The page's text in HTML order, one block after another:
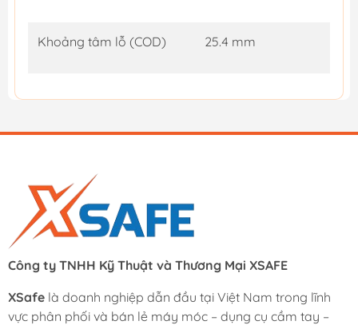
Khoảng tâm lỗ (COD) 25.4 mm
Công ty TNHH Kỹ Thuật và Thương Mại XSAFE
XSafe là doanh nghiệp dẫn đầu tại Việt Nam trong lĩnh
vực phân phối và bán lẻ máy móc – dụng cụ cầm tay –